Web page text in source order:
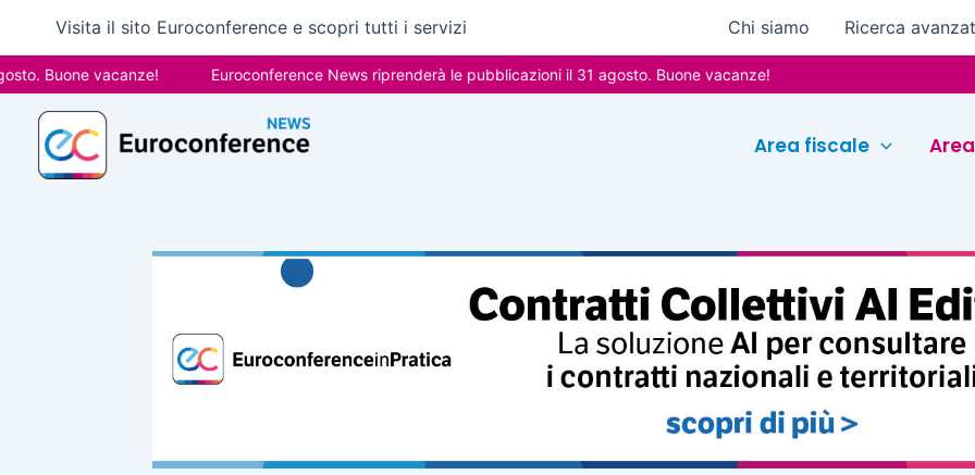
contenuto
Visita il sito Euroconference e scopri tutti i servizi Chi siamo Ricerca
vacanze! Euroconference News riprenderà le pubblicazioni il 31 agosto. Buone vacanze!
Area fiscale